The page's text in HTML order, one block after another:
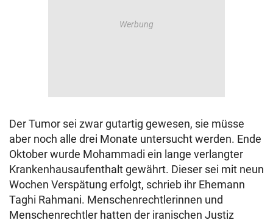
Der Tumor sei zwar gutartig gewesen, sie müsse
aber noch alle drei Monate untersucht werden. Ende
Oktober wurde Mohammadi ein lange verlangter
Krankenhausaufenthalt gewährt. Dieser sei mit neun
Wochen Verspätung erfolgt, schrieb ihr Ehemann
Taghi Rahmani. Menschenrechtlerinnen und
Menschenrechtler hatten der iranischen Justiz